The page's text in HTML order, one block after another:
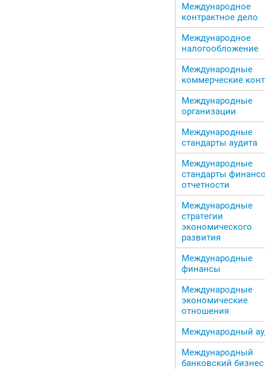
Международное
контрактное дело
Международное
налогообложение
Международные
коммерческие
Международные
организации
Международные
стандарты аудита
Международные
стандарты
отчетности
Международные
стратегии
экономического
развития
Международные
финансы
Международные
экономические
отношения
Международный
Международный
банковский бизнес